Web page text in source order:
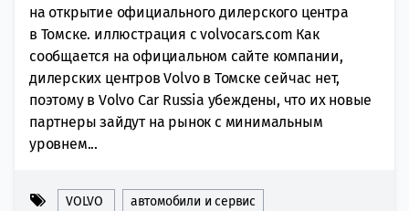
на открытие официального дилерского центра
в Томске. иллюстрация с volvocars.com Как
сообщается на официальном сайте компании,
дилерских центров Volvo в Томске сейчас нет,
поэтому в Volvo Car Russia убеждены, что их новые
партнеры зайдут на рынок с минимальным
уровнем...
VOLVO автомобили и сервис